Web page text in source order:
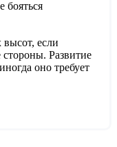
бояться
если
стороны. Развитие
оно требует